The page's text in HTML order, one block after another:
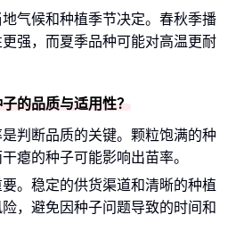
气候和种植季节决定。春秋季播
强，而夏季品种可能对高温更耐
的品质与适用性？
判断品质的关键。颗粒饱满的种
瘪的种子可能影响出苗率。
。稳定的供货渠道和清晰的种植
，避免因种子问题导致的时间和